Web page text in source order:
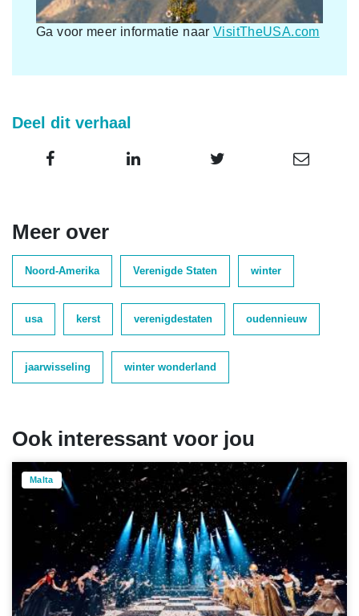
Ga voor meer informatie naarVisitTheUSA.com
Deel dit verhaal
Meer over
Noord-Amerika Verenigde Staten winter
usa kerst verenigdestaten oudennieuw
jaarwisseling winter wonderland
Ook interessant voor jou
Malta